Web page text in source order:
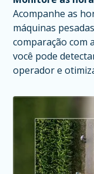
Acompanhe as
máquinas
comparação com
você pode
operador e